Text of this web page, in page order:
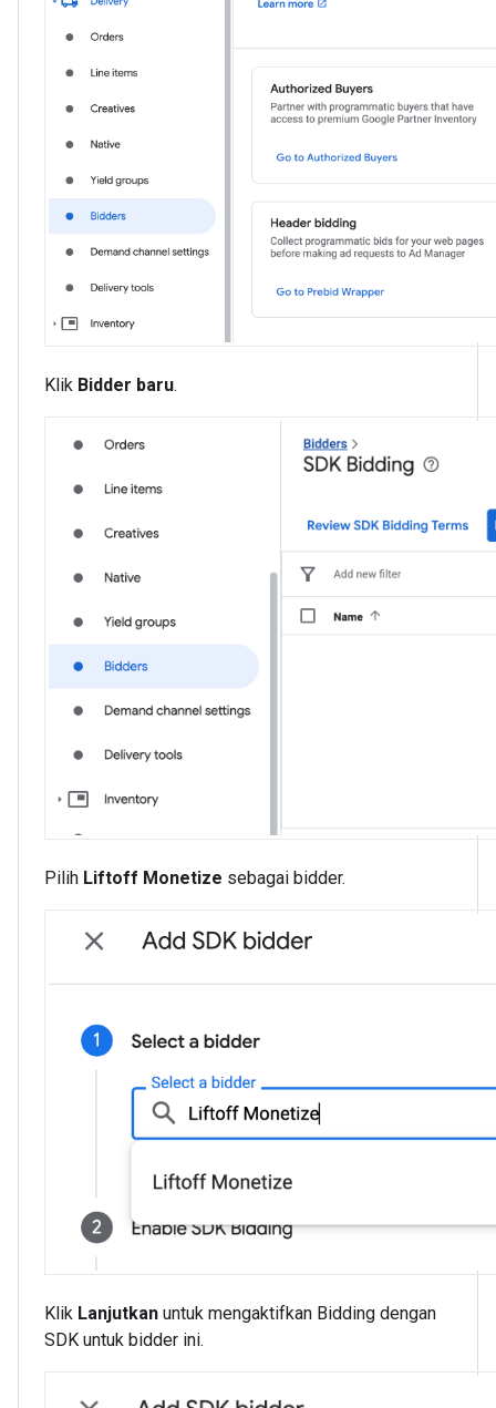
Klik Bidder baru.
Pilih Liftoff Monetize sebagai bidder.
Klik Lanjutkan untuk mengaktifkan Bidding dengan
SDK untuk bidder ini.